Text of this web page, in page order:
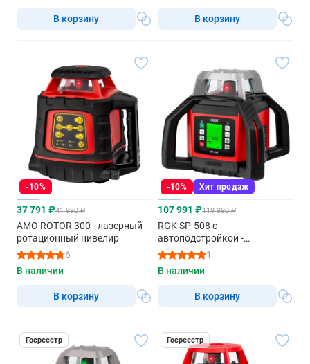
В корзину В корзину
-10%
37 791 ₽41 990 ₽
AMO ROTOR 300 - лазерный
ротационный нивелир
6
В наличии
В корзину
-10% Хит продаж
107 991 ₽119 990 ₽
RGK SP-508 с
автоподстройкой -
ротационный нивелир
(ротационный / красный луч
/ 900м с приемником / АКБ)
1
В наличии
В корзину
Госреестр Госреестр